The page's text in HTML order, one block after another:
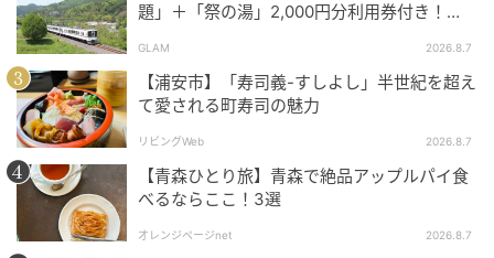
題」＋「祭の湯」2,000円分利用券付き！
光
GLAM 2026.8.7
【浦安市】「寿司義-すしよし」半世紀を超え
て愛される町寿司の魅力
リビングWeb 2026.8.7
【青森ひとり旅】青森で絶品アップルパイ食
べるならここ！3選
オレンジページnet 2026.8.7